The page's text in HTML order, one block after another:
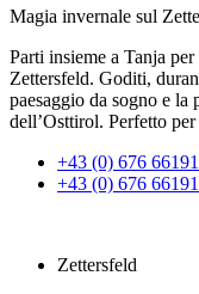
Magia invernale sul
Parti insieme a Tanja
Zettersfeld. Goditi,
paesaggio da sogno e
dell’Osttirol. Perfetto
+43 (0) 676
+43 (0) 676
Zettersfeld